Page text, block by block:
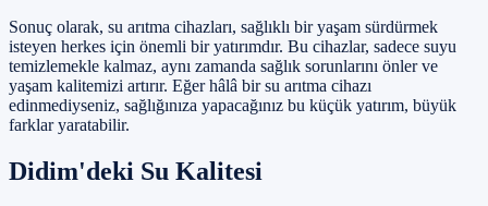
Sonuç olarak, su arıtma cihazları, sağlıklı bir yaşam sürdürmek
isteyen herkes için önemli bir yatırımdır. Bu cihazlar, sadece suyu
temizlemekle kalmaz, aynı zamanda sağlık sorunlarını önler ve
yaşam kalitemizi artırır. Eğer hâlâ bir su arıtma cihazı
edinmediyseniz, sağlığınıza yapacağınız bu küçük yatırım, büyük
farklar yaratabilir.
Didim'deki Su Kalitesi